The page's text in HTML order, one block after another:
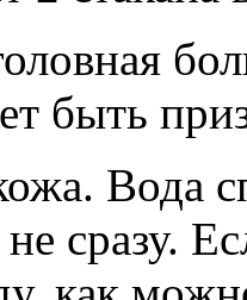
быть
Вода
сразу.